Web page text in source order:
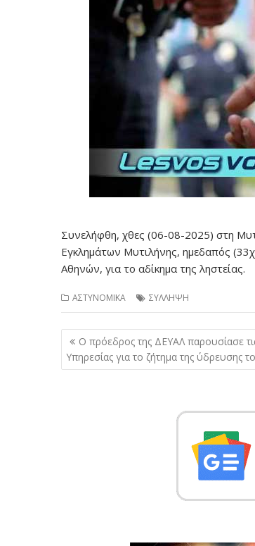
Συνελήφθη, χθες (06-08-2025) στη
Εγκλημάτων Μυτιλήνης, ημεδαπός
Αθηνών, για το αδίκημα της ληστείας.
ΑΣΤΥΝΟΜΙΚΑ ΣΥΛΛΗΨΗ
Πλοήγηση
άρθρων
Ο πρόεδρος της ΔΕΥΑΛ παρουσίασε
Υπηρεσίας για το ζήτημα της ύδρευσης